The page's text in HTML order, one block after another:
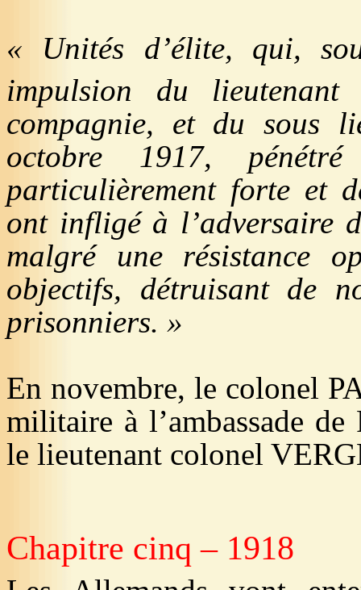
« Unités d’élite, qui,
impulsion du lieutenant
compagnie, et du sous
octobre 1917,
particulièrement forte et
ont infligé à l’adversaire
malgré une résistance
objectifs, détruisant de
prisonniers. »
En novembre, le colonel
militaire à l’ambassade
le lieutenant colonel
Chapitre cinq – 1918